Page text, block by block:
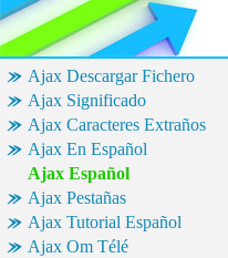
Ajax Descargar Fichero
Ajax Significado
Ajax Caracteres Extraños
Ajax En Español
Ajax Español
Ajax Pestañas
Ajax Tutorial Español
Ajax Om Télé